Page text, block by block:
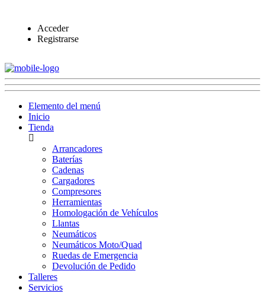
Acceder
Registrarse
Elemento del menú
Inicio
Tienda
Arrancadores
Baterías
Cadenas
Cargadores
Compresores
Herramientas
Homologación de Vehículos
Llantas
Neumáticos
Neumáticos Moto/Quad
Ruedas de Emergencia
Devolución de Pedido
Talleres
Servicios